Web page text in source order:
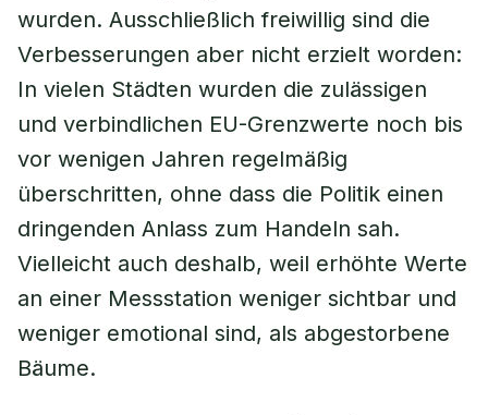
wurden. Ausschließlich freiwillig sind die
Verbesserungen aber nicht erzielt worden:
In vielen Städten wurden die zulässigen
und verbindlichen EU-Grenzwerte noch bis
vor wenigen Jahren regelmäßig
überschritten, ohne dass die Politik einen
dringenden Anlass zum Handeln sah.
Vielleicht auch deshalb, weil erhöhte Werte
an einer Messstation weniger sichtbar und
weniger emotional sind, als abgestorbene
Bäume.